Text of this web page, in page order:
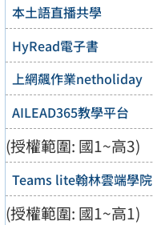
本土語直播共學
HyRead電子書
上網飆作業netholiday
AILEAD365教學平台
(授權範圍: 國1~高3)
Teams lite翰林雲端學院
(授權範圍: 國1~高1)